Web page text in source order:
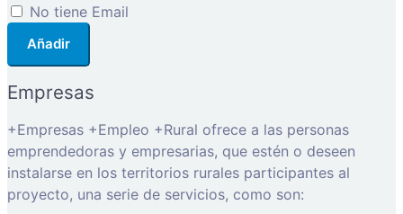
No tiene Email
Añadir
Empresas
+Empresas +Empleo +Rural ofrece a las personas
emprendedoras y empresarias, que estén o deseen
instalarse en los territorios rurales participantes al
proyecto, una serie de servicios, como son: